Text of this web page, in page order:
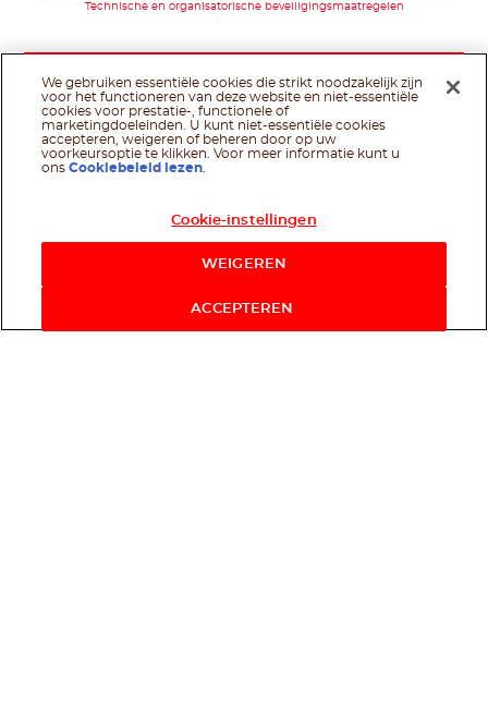
Technische en organisatorische beveiligingsmaatregelen
We gebruiken essentiële cookies die strikt noodzakelijk zijn
voor het functioneren van deze website en niet-essentiële
cookies voor prestatie-, functionele of
marketingdoeleinden. U kunt niet-essentiële cookies
accepteren, weigeren of beheren door op uw
voorkeursoptie te klikken. Voor meer informatie kunt u
onsCookiebeleid lezen
Cookie-instellingen
WEIGEREN
ACCEPTEREN